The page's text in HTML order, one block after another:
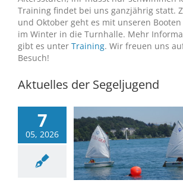
Training findet bei uns ganzjährig statt.
und Oktober geht es mit unseren Booten
im Winter in die Turnhalle. Mehr
gibt es unter Training. Wir freuen uns
Besuch!
Aktuelles der Segeljugend
7
05, 2026
Segelcamp am
in Egg